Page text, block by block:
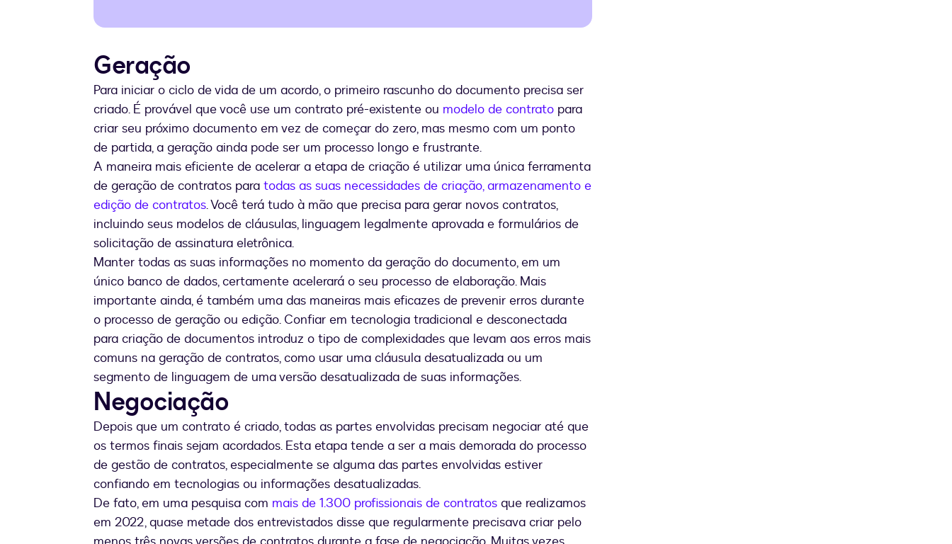
Geração
Para iniciar o ciclo de vida de um acordo, o primeiro rascunho do documento precisa ser
criado. É provável que você use um contrato pré-existente ou modelo de contrato para
criar seu próximo documento em vez de começar do zero, mas mesmo com um ponto
de partida, a geração ainda pode ser um processo longo e frustrante.
A maneira mais eficiente de acelerar a etapa de criação é utilizar uma única ferramenta
de geração de contratos para todas as suas necessidades de criação, armazenamento e
edição de contratos. Você terá tudo à mão que precisa para gerar novos contratos,
incluindo seus modelos de cláusulas, linguagem legalmente aprovada e formulários de
solicitação de assinatura eletrônica.
Manter todas as suas informações no momento da geração do documento, em um
único banco de dados, certamente acelerará o seu processo de elaboração. Mais
importante ainda, é também uma das maneiras mais eficazes de prevenir erros durante
o processo de geração ou edição. Confiar em tecnologia tradicional e desconectada
para criação de documentos introduz o tipo de complexidades que levam aos erros mais
comuns na geração de contratos, como usar uma cláusula desatualizada ou um
segmento de linguagem de uma versão desatualizada de suas informações.
Negociação
Depois que um contrato é criado, todas as partes envolvidas precisam negociar até que
os termos finais sejam acordados. Esta etapa tende a ser a mais demorada do processo
de gestão de contratos, especialmente se alguma das partes envolvidas estiver
confiando em tecnologias ou informações desatualizadas.
De fato, em uma pesquisa com mais de 1.300 profissionais de contratos que realizamos
em 2022, quase metade dos entrevistados disse que regularmente precisava criar pelo